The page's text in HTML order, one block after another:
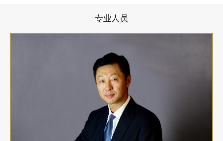
专业人员